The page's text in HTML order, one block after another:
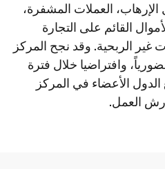
العملات المشفرة،
القائم على التجارة
غير الربحية. وقد نجح المركز
وافتراضيا خلال فترة
الأعضاء في المركز
العمل.